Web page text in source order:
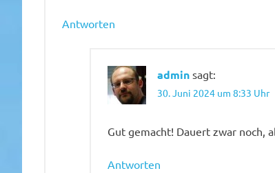
Antworten
admin sagt:
30. Juni 2024 um 8:33 Uhr
Gut gemacht! Dauert zwar noch,
Antworten